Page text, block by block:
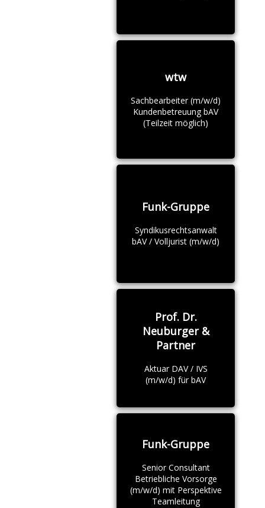
wtw
Sachbearbeiter (m/w/d)
Kundenbetreuung bAV
(Teilzeit möglich)
Funk-Gruppe
Syndikusrechtsanwalt
bAV / Volljurist (m/w/d)
Prof. Dr.
Neuburger &
Partner
Aktuar DAV / IVS
(m/w/d) für bAV
Funk-Gruppe
Senior Consultant
Betriebliche Vorsorge
(m/w/d) mit Perspektive
Teamleitung